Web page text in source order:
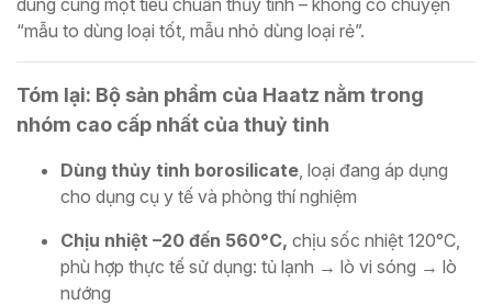
dùng cùng một tiêu chuẩn thủy tinh – không có chuyện
“mẫu to dùng loại tốt, mẫu nhỏ dùng loại rẻ”.
Tóm lại: Bộ sản phẩm của Haatz nằm trong
nhóm cao cấp nhất của thuỷ tinh
Dùng thủy tinh borosilicate, loại đang áp dụng
cho dụng cụ y tế và phòng thí nghiệm
Chịu nhiệt –20 đến 560°C, chịu sốc nhiệt 120°C,
phù hợp thực tế sử dụng: tủ lạnh → lò vi sóng → lò
nướng